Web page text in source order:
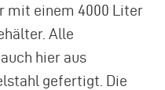
mit einem 4000 Liter
Alle
hier aus
gefertigt. Die